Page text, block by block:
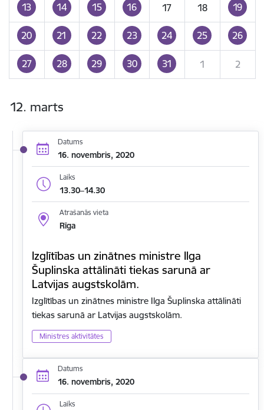
13 14 15 16 17 18 19
20 21 22 23 24 25 26
27 28 29 30 31 1 2
12. marts
Datums
16. novembris, 2020
Laiks
13.30–14.30
Atrašanās vieta
Rīga
Izglītības un zinātnes ministre Ilga
Šuplinska attālināti tiekas sarunā ar
Latvijas augstskolām.
Izglītības un zinātnes ministre Ilga Šuplinska attālināti
tiekas sarunā ar Latvijas augstskolām.
Ministres aktivitātes
Datums
16. novembris, 2020
Laiks